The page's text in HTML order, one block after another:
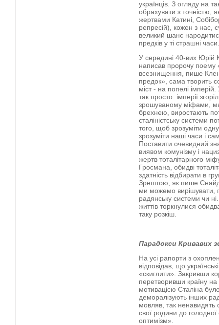
українців. З огляду на
обрахувати з точністю,
жертвами Катині,
репресій), кожен з нас,
великий шанс
предків у ті страшні часи.
У середині 40-вих Юрій
написав пророчу поему
всезнищення, пише
предок», сама творить
міст - на попелі
так просто: імперії
зрошуваному міфами,
брехнею, виростають
сталіністську системи
того, щоб зрозуміти
зрозуміти наші часи і
Поставити очевидний
виявом комунізму і
жертв тоталітарного
Гросмана, обидві
здатність відбирати в
Зрештою, як пише
ми можемо вирішувати,
радянську системи чи
життів торкнулися
таку розкіш.
Парадокси Кривавих
На усі рапорти з
відповідав, що
«скиглити». Закривши
перетворивши країну на
мотивацією Сталіна
деморалізують інших
мовляв, так ненавидять
свої родини до
оптимізм».